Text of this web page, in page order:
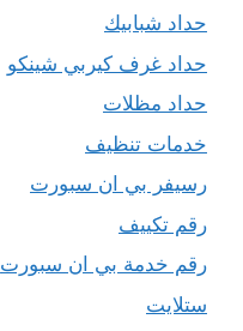
حداد شبابيك
حداد غرف كيربي شينكو
حداد مظلات
خدمات تنظيف
رسيفر بي ان سبورت
رقم تكييف
رقم خدمة بي ان سبورت
ستلايت